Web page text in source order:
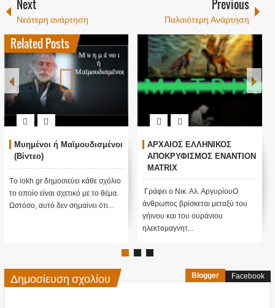
Next
Νεότερη ανάρτηση
Previous
Παλαιότερη Ανάρτηση
Related Posts
Μυημένοι ή Μαϊμουδισμένοι
(Βίντεο)
Tο iokh.gr δημοσιεύει κάθε σχόλιο
το οποίο είναι σχετικό με το θέμα.
Ωστόσο, αυτό δεν σημαίνει ότι...
ΑΡΧΑΙΟΣ ΕΛΛΗΝΙΚΟΣ
ΑΠΟΚΡΥΦΙΣΜΟΣ ΕΝΑΝΤΙΟΝ
MATRIX
Γράφει ο Νικ. Αλ. ΑργυρίουΟ
άνθρωπος βρίσκεται μεταξύ του
γήινου και του ουράνιου
ηλεκτομαγνητ...
Δημοσίευση σχολίου Blogger Facebook